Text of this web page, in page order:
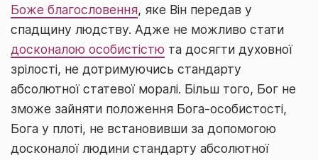
Боже благословення, яке Він передав у
спадщину людству. Адже не можливо стати
досконалою особистістю та досягти духовної
зрілості, не дотримуючись стандарту
абсолютної статевої моралі. Більш того, Бог не
зможе зайняти положення Бога-особистості,
Бога у плоті, не встановивши за допомогою
досконалої людини стандарту абсолютної